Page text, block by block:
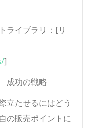
ライブラリ：[リ
]
成功の戦略
立たせるにはどう
の販売ポイントに